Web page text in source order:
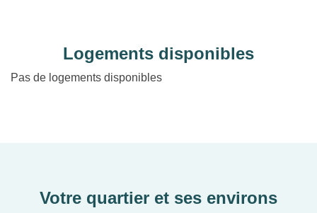
Logements disponibles
Pas de logements disponibles
Votre quartier et ses environs